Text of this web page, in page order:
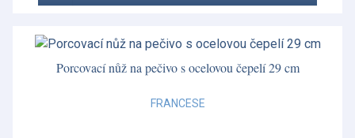
Porcovací nůž na pečivo s ocelovou čepelí 29 cm
FRANCESE